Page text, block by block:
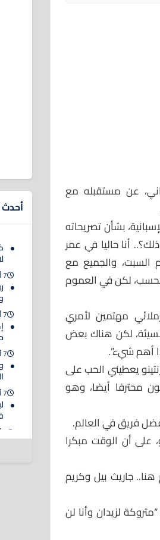
عن مستقبله مع
بشأن تصريحاته
الـ41: “هل أنا قلت ذلك؟.. أنا حاليا في عمر
السبت، والجميع مع
فحسب، لكن في العموم
أرى زملائي مهتمين لأمري
لكن هناك بعض
أهم شيء”.
يعطيني الحب على
محترفا أيضا، وهو
أفضل فريق في العالم.
على أن الوقت مبكرا
هنا.. جاريث بيل وكريم
لزيدان وأنا لن
أحدث
7 أغسطس 2026
7 أغسطس 2026
7 أغسطس 2026
7 أغسطس 2026